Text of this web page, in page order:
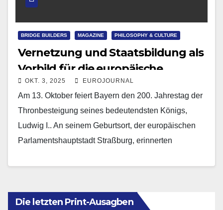
BRIDGE BUILDERS MAGAZINE PHILOSOPHY & CULTURE
Vernetzung und Staatsbildung als
Vorbild für die europäische
Einigung
OKT. 3, 2025 EUROJOURNAL
Am 13. Oktober feiert Bayern den 200. Jahrestag der
Thronbesteigung seines bedeutendsten Königs,
Ludwig I.. An seinem Geburtsort, der europäischen
Parlamentshauptstadt Straßburg, erinnerten
Die letzten Print-Ausagben